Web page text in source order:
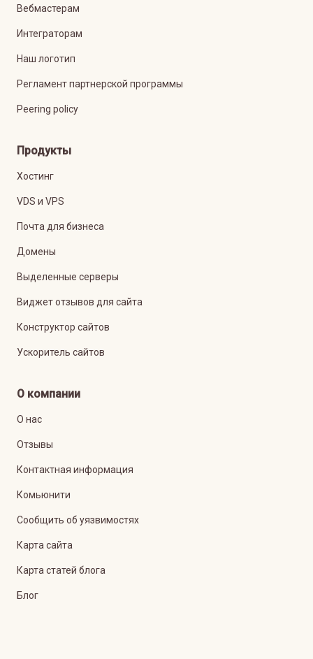
Вебмастерам
Интеграторам
Наш логотип
Регламент партнерской программы
Peering policy
Продукты
Хостинг
VDS и VPS
Почта для бизнеса
Домены
Выделенные серверы
Виджет отзывов для сайта
Конструктор сайтов
Ускоритель сайтов
О компании
О нас
Отзывы
Контактная информация
Комьюнити
Сообщить об уязвимостях
Карта сайта
Карта статей блога
Блог